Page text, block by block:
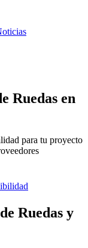
Ruedas en
para tu proyecto
Ruedas y